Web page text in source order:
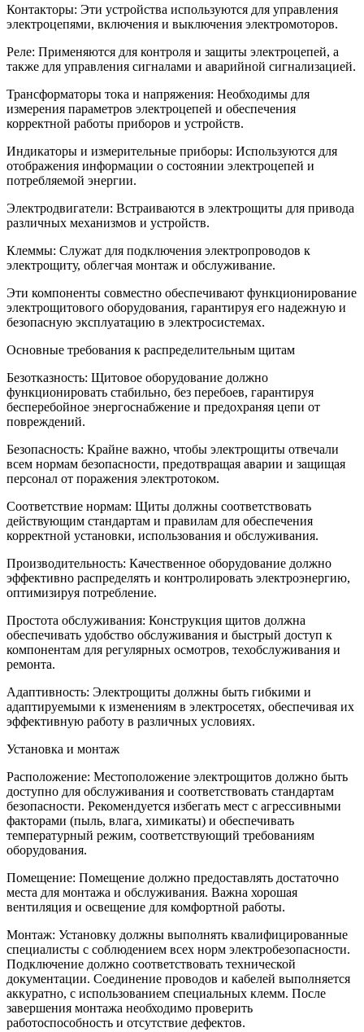
Контакторы: Эти устройства используются для управления
электроцепями, включения и выключения электромоторов.
Реле: Применяются для контроля и защиты электроцепей, а
также для управления сигналами и аварийной сигнализацией.
Трансформаторы тока и напряжения: Необходимы для
измерения параметров электроцепей и обеспечения
корректной работы приборов и устройств.
Индикаторы и измерительные приборы: Используются для
отображения информации о состоянии электроцепей и
потребляемой энергии.
Электродвигатели: Встраиваются в электрощиты для привода
различных механизмов и устройств.
Клеммы: Служат для подключения электропроводов к
электрощиту, облегчая монтаж и обслуживание.
Эти компоненты совместно обеспечивают функционирование
электрощитового оборудования, гарантируя его надежную и
безопасную эксплуатацию в электросистемах.
Основные требования к распределительным щитам
Безотказность: Щитовое оборудование должно
функционировать стабильно, без перебоев, гарантируя
бесперебойное энергоснабжение и предохраняя цепи от
повреждений.
Безопасность: Крайне важно, чтобы электрощиты отвечали
всем нормам безопасности, предотвращая аварии и защищая
персонал от поражения электротоком.
Соответствие нормам: Щиты должны соответствовать
действующим стандартам и правилам для обеспечения
корректной установки, использования и обслуживания.
Производительность: Качественное оборудование должно
эффективно распределять и контролировать электроэнергию,
оптимизируя потребление.
Простота обслуживания: Конструкция щитов должна
обеспечивать удобство обслуживания и быстрый доступ к
компонентам для регулярных осмотров, техобслуживания и
ремонта.
Адаптивность: Электрощиты должны быть гибкими и
адаптируемыми к изменениям в электросетях, обеспечивая их
эффективную работу в различных условиях.
Установка и монтаж
Расположение: Местоположение электрощитов должно быть
доступно для обслуживания и соответствовать стандартам
безопасности. Рекомендуется избегать мест с агрессивными
факторами (пыль, влага, химикаты) и обеспечивать
температурный режим, соответствующий требованиям
оборудования.
Помещение: Помещение должно предоставлять достаточно
места для монтажа и обслуживания. Важна хорошая
вентиляция и освещение для комфортной работы.
Монтаж: Установку должны выполнять квалифицированные
специалисты с соблюдением всех норм электробезопасности.
Подключение должно соответствовать технической
документации. Соединение проводов и кабелей выполняется
аккуратно, с использованием специальных клемм. После
завершения монтажа необходимо проверить
работоспособность и отсутствие дефектов.